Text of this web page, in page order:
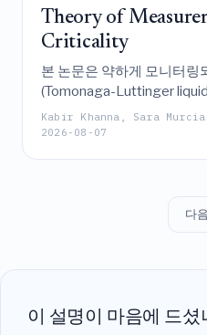
에 대해 최대 10-점 진폭까
한다.
Theory of
Criticality
본 논문은 약하게 모니터링
(Tomonaga-Luttinger
고유한 측정 무작위성이 양
(logarithmic corrections)을
Kabir Khanna, Sara
2026-08-07
다
이 설명이 마음에 드셨